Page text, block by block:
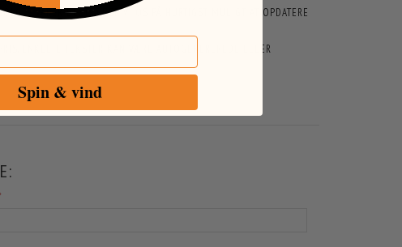
VARER BESTRÆBER VI OS PÅ HURTIGST MULIGT AT OPDATERE
ENKELTE TEKSTER KAN VÆRE AUTOGENEREREDE ELLER
Spin & vind